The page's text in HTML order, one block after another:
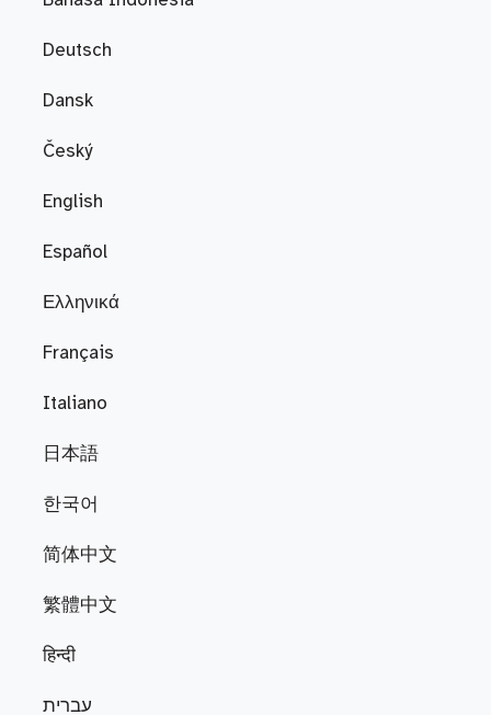
Deutsch
Dansk
Český
English
Español
Ελληνικά
Français
Italiano
日本語
한국어
简体中文
繁體中文
हिन्दी
עברית